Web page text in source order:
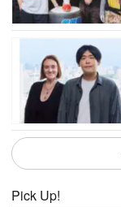
Pick Up!